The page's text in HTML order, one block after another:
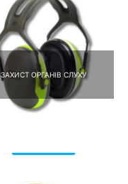
ЗАХИСТ ОРГАНІВ СЛУХУ